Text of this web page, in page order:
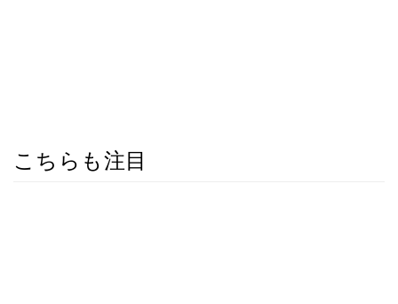
こちらも注目